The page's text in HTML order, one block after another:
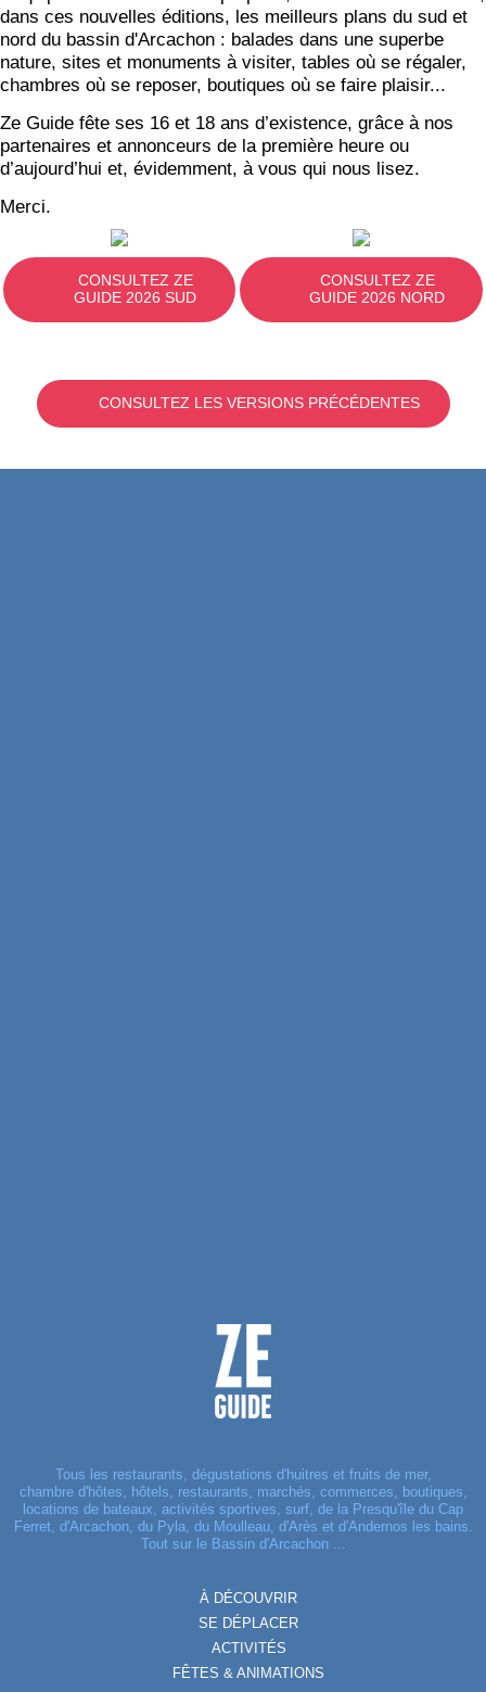
dans ces nouvelles éditions, les meilleurs plans du sud et
nord du bassin d'Arcachon : balades dans une superbe
nature, sites et monuments à visiter, tables où se régaler,
chambres où se reposer, boutiques où se faire plaisir...
Ze Guide fête ses 16 et 18 ans d’existence, grâce à nos
partenaires et annonceurs de la première heure ou
d’aujourd’hui et, évidemment, à vous qui nous lisez.
Merci.
CONSULTEZ ZE
GUIDE 2026 SUD
CONSULTEZ ZE
GUIDE 2026 NORD
CONSULTEZ LES VERSIONS PRÉCÉDENTES
Tous les restaurants, dégustations d'huitres et fruits de mer,
chambre d'hôtes, hôtels, restaurants, marchés, commerces, boutiques,
locations de bateaux, activités sportives, surf, de la Presqu'île du Cap
Ferret, d'Arcachon, du Pyla, du Moulleau, d'Arès et d'Andernos les bains.
Tout sur le Bassin d'Arcachon ...
À DÉCOUVRIR
SE DÉPLACER
ACTIVITÉS
FÊTES & ANIMATIONS